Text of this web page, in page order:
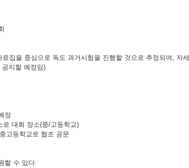
집을 중심으로 독도 과거시험을 진행할 것으로 추정되며, 자세
지할 예정임)
정
로 대회 장소(중/고등학교)
고등학교로 협조 공문
할 수 있다.